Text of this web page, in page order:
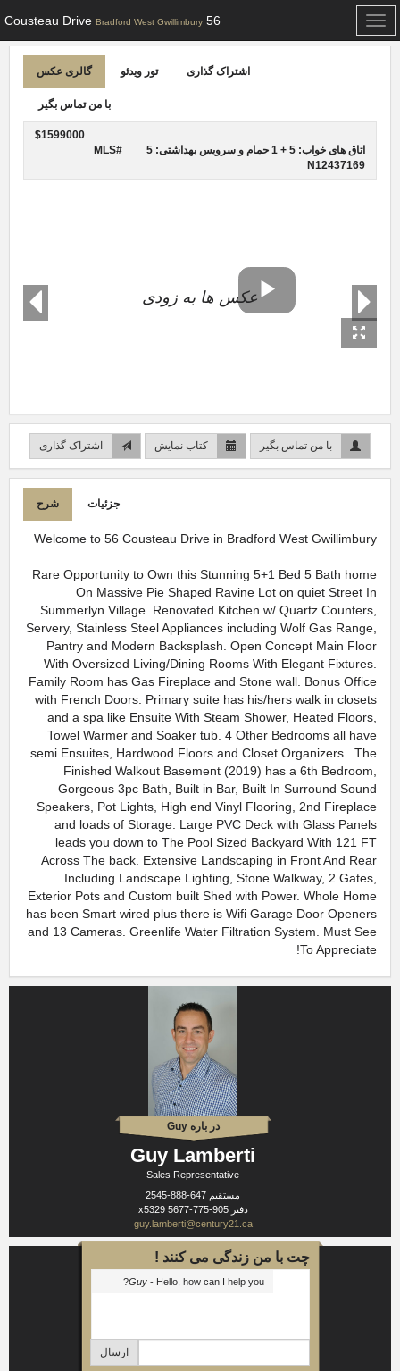
Toggle
navigation
56 Cousteau Drive
Bradford West Gwillimbury
گالری عکس تور ویدئو اشتراک گذاری
با من تماس بگیر
$1599000
اتاق های خواب: 5 + 1
حمام و سرویس بهداشتی: 5
MLS#
N12437169
عکس ها به زودی
با من تماس بگیر کتاب نمایش اشتراک گذاری
شرح جزئیات
Welcome to 56 Cousteau Drive in Bradford West Gwillimbury
Rare Opportunity to Own this Stunning 5+1 Bed 5 Bath home
On Massive Pie Shaped Ravine Lot on quiet Street In
Summerlyn Village. Renovated Kitchen w/ Quartz Counters,
Servery, Stainless Steel Appliances including Wolf Gas Range,
Pantry and Modern Backsplash. Open Concept Main Floor
With Oversized Living/Dining Rooms With Elegant Fixtures.
Family Room has Gas Fireplace and Stone wall. Bonus Office
with French Doors. Primary suite has his/hers walk in closets
and a spa like Ensuite With Steam Shower, Heated Floors,
Towel Warmer and Soaker tub. 4 Other Bedrooms all have
semi Ensuites, Hardwood Floors and Closet Organizers . The
Finished Walkout Basement (2019) has a 6th Bedroom,
Gorgeous 3pc Bath, Built in Bar, Built In Surround Sound
Speakers, Pot Lights, High end Vinyl Flooring, 2nd Fireplace
and loads of Storage. Large PVC Deck with Glass Panels
leads you down to The Pool Sized Backyard With 121 FT
Across The back. Extensive Landscaping in Front And Rear
Including Landscape Lighting, Stone Walkway, 2 Gates,
Exterior Pots and Custom built Shed with Power. Whole Home
has been Smart wired plus there is Wifi Garage Door Openers
and 13 Cameras. Greenlife Water Filtration System. Must See
To Appreciate!
در باره Guy
Guy Lamberti
Sales Representative
مستقیم 647-888-2545
دفتر905-775-5677 x5329
guy.lamberti@century21.ca
چت با من زندگی می کنند !
Guy- Hello, how can I help you?
ارسال